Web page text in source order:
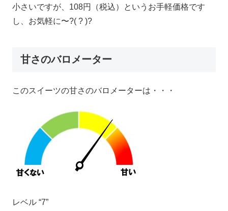
小さいですが、108円（税込）というお手軽価格です
し、お気軽に〜?( ? )?
甘さのバロメーター
このスイーツの甘さのバロメーターは・・・
レベル “7”